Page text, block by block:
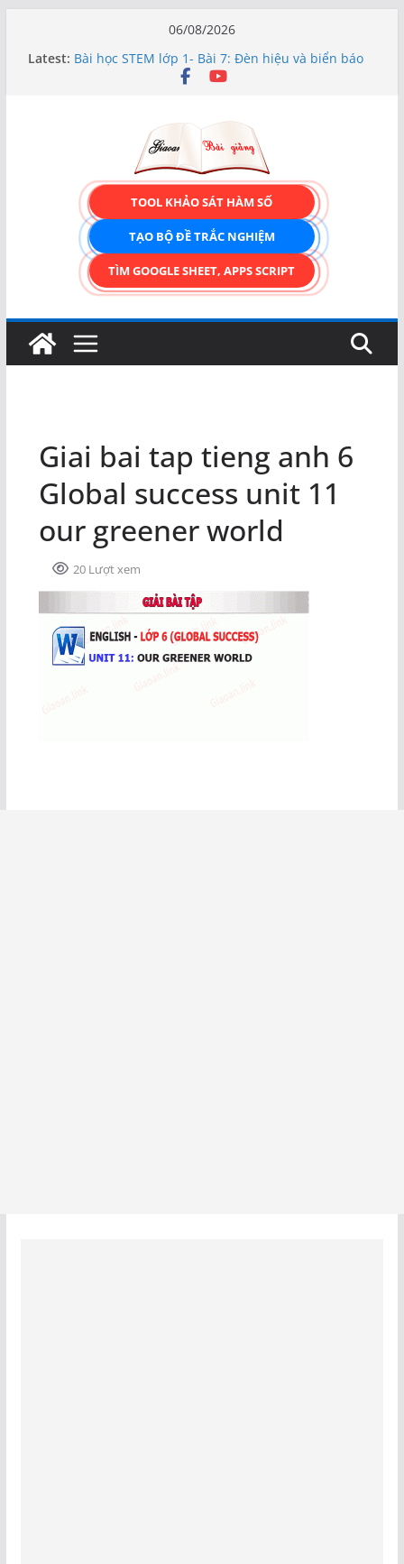
06/08/2026
Latest: Bài học STEM lớp 1- Bài 7: Đèn hiệu và biển báo
Bài học STEM lớp 3 Các bộ phận của thực vật
TẠO FORM ONLINE – TÙY BIẾN GIAO DIỆN ĐỈNH
CAO & XUẤT CODE THÔNG MINH!
TRẢI NGHIỆM CÔNG CỤ TẠO FORM ONLINE
KÉO THẢ – HOÀN TOÀN MIỄN PHÍ!
TOOL KHẢO SÁT HÀM SỐ
TẠO BỘ ĐỀ TRẮC NGHIỆM
TÌM GOOGLE SHEET, APPS SCRIPT
Giai bai tap tieng anh 6
Global success unit 11
our greener world
20 Lượt xem